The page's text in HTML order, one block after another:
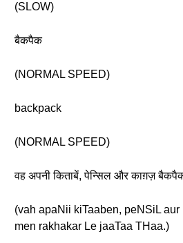
(SLOW)
बैकपैक
(NORMAL SPEED)
backpack
(NORMAL SPEED)
वह अपनी किताबें, पेन्सिल और काग़ज़
(vah apaNii kiTaaben, peNSiL
men rakhakar Le jaaTaa THaa.)